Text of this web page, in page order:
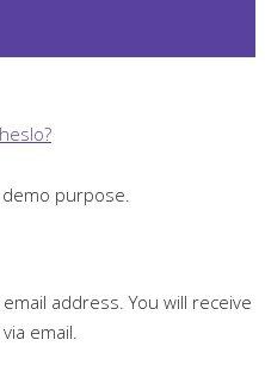
purpose.
address. You will receive
email.